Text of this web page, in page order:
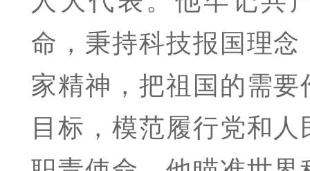
命，秉持科技报国理
家精神，把祖国的需
目标，模范履行党和